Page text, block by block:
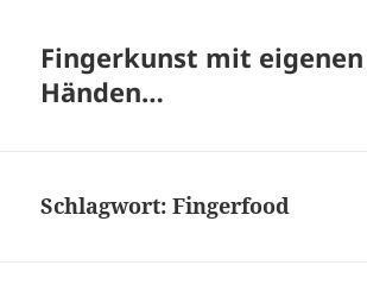
Fingerkunst mit eigenen
Händen…
Schlagwort:Fingerfood